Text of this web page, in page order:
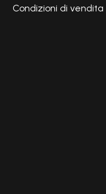
Condizioni di vendita